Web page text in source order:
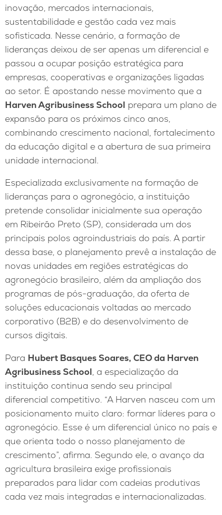
inovação, mercados internacionais,
sustentabilidade e gestão cada vez mais
sofisticada. Nesse cenário, a formação de
lideranças deixou de ser apenas um diferencial e
passou a ocupar posição estratégica para
empresas, cooperativas e organizações ligadas
ao setor. É apostando nesse movimento que a
Harven Agribusiness School prepara um plano de
expansão para os próximos cinco anos,
combinando crescimento nacional, fortalecimento
da educação digital e a abertura de sua primeira
unidade internacional.
Especializada exclusivamente na formação de
lideranças para o agronegócio, a instituição
pretende consolidar inicialmente sua operação
em Ribeirão Preto (SP), considerada um dos
principais polos agroindustriais do país. A partir
dessa base, o planejamento prevê a instalação de
novas unidades em regiões estratégicas do
agronegócio brasileiro, além da ampliação dos
programas de pós-graduação, da oferta de
soluções educacionais voltadas ao mercado
corporativo (B2B) e do desenvolvimento de
cursos digitais.
Para Hubert Basques Soares, CEO da Harven
Agribusiness School, a especialização da
instituição continua sendo seu principal
diferencial competitivo. “A Harven nasceu com um
posicionamento muito claro: formar líderes para o
agronegócio. Esse é um diferencial único no país e
que orienta todo o nosso planejamento de
crescimento”, afirma. Segundo ele, o avanço da
agricultura brasileira exige profissionais
preparados para lidar com cadeias produtivas
cada vez mais integradas e internacionalizadas.